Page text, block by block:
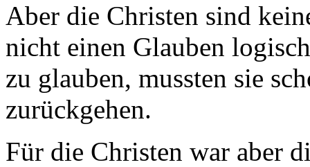
Aber die Christen sind
nicht einen Glauben
zu glauben, mussten sie
zurückgehen.
Für die Christen war aber